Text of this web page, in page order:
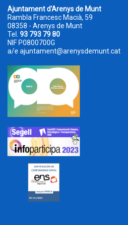
Ajuntament d'Arenys de Munt
Rambla Francesc Macià, 59
08358 - Arenys de Munt
Tel. 93 793 79 80
NIF P0800700G
a/e ajuntament@arenysdemunt.cat